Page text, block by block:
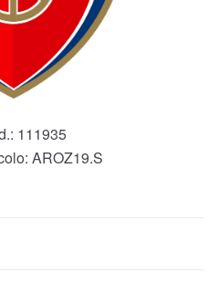
111935
AROZ19.S